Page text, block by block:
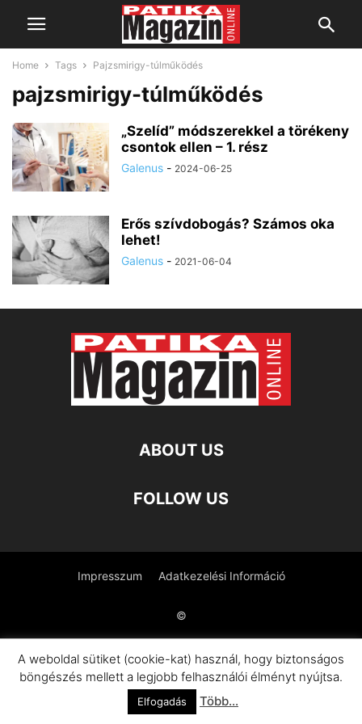
Home Tags Pajzsmirigy-túlműködés
pajzsmirigy-túlműködés
„Szelíd” módszerekkel a törékeny
csontok ellen – 1. rész
Galenus - 2024-06-25
Erős szívdobogás? Számos oka
lehet!
Galenus - 2021-06-04
ABOUT US
FOLLOW US
Impresszum Adatkezelési Információ
©
A weboldal sütiket (cookie-kat) használ, hogy biztonságos
böngészés mellett a legjobb felhasználói élményt nyújtsa.
Elfogadás Több...